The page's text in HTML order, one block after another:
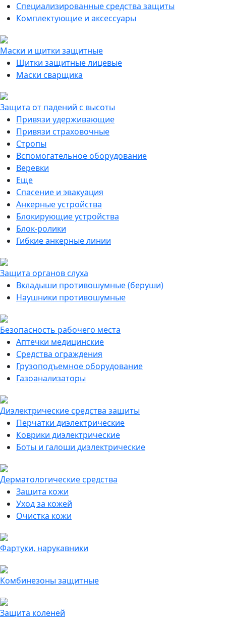
Специализированные средства защиты
Комплектующие и аксессуары
Маски и щитки защитные
Щитки защитные лицевые
Маски сварщика
Защита от падений с высоты
Привязи удерживающие
Привязи страховочные
Стропы
Вспомогательное оборудование
Веревки
Еще
Спасение и эвакуация
Анкерные устройства
Блокирующие устройства
Блок-ролики
Гибкие анкерные линии
Защита органов слуха
Вкладыши противошумные (беруши)
Наушники противошумные
Безопасность рабочего места
Аптечки медицинские
Средства ограждения
Грузоподъемное оборудование
Газоанализаторы
Диэлектрические средства защиты
Перчатки диэлектрические
Коврики диэлектрические
Боты и галоши диэлектрические
Дерматологические средства
Защита кожи
Уход за кожей
Очистка кожи
Фартуки, нарукавники
Комбинезоны защитные
Защита коленей